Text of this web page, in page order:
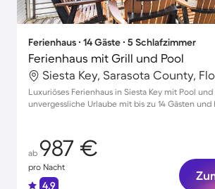
Ferienhaus ∙ 14 Gäste ∙ 5 Schlafzimmer
Ferienhaus mit Grill und Pool
Siesta Key, Sarasota County,
Luxuriöses Ferienhaus in Siesta Key mit Pool
unvergessliche Urlaube mit bis zu 14 Gästen und
ab 987 €
pro Nacht
4.9